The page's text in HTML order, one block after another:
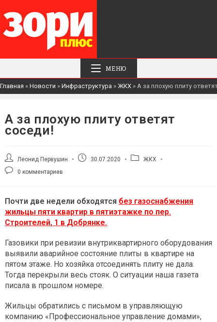
МЕНЮ
Главная » Новости » Инфраструктура » ЖКХ » А за плохую плиту
А за плохую плиту ответят
соседи!
Автор
записи:
Леонид Первушин
Запись30.07.2020
Рубрика
ЖКХ
Комментарии
0 комментариев
Почти две недели обходятся без газоснабжения
жильцы пяти квартир в пятиэтажке по пер.
Строителей, 1 в Добрянке.
Газовики при ревизии внутриквартирного оборудования
выявили аварийное состояние плиты в квартире на
пятом этаже. Но хозяйка отсоединять плиту не дала.
Тогда перекрыли весь стояк. О ситуации наша газета
писала в прошлом номере.
Жильцы обратились с письмом в управляющую
компанию «Профессиональное управление домами»,